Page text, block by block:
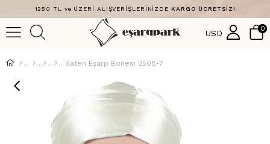
1250 TL ve ÜZERİ ALIŞVERİŞLERİNİZDE KARGO ÜCRETSİZ!
USD 0
Saten Eşarp Bonesi 2508-7